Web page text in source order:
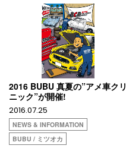
2016 BUBU 真夏の”アメ車クリ
ニック”が開催!
2016.07.25
NEWS & INFORMATION
BUBU / ミツオカ